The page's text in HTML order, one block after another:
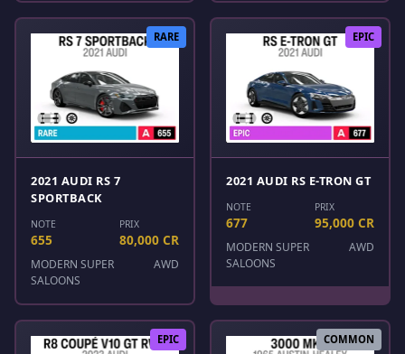
RARE
2021 AUDI RS 7
SPORTBACK
NOTE
655
PRIX
80,000 CR
MODERN SUPER
SALOONS
AWD
EPIC
2021 AUDI RS E-TRON GT
NOTE
677
PRIX
95,000 CR
MODERN SUPER
SALOONS
AWD
EPIC COMMON